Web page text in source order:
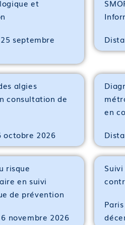
centres gratuits
d’éducation familiale (CPEF)
de fin de bloc de
de l’acquisition des
sera finalisée par un
l’issue de la formation.
et
septembre
algies
consultation de
octobre 2026
en
risque
en suivi
de prévention
novembre 2026